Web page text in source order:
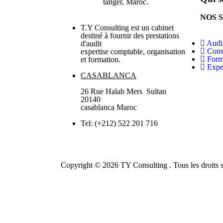
T.Y Consulting est un cabinet
destiné à fournir des prestations
d'audit
expertise comptable, organisation
et formation.
CASABLANCA
26 Rue Halab Mers Sultan
20140
casablanca Maroc
Tel: (+212) 522 201 716
NOS
Copyright © 2026 TY Consulting . Tous les droits